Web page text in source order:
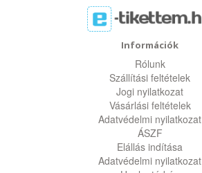
Információk
Rólunk
Szállítási feltételek
Jogi nyilatkozat
Vásárlási feltételek
Adatvédelmi nyilatkozat
ÁSZF
Elállás indítása
Adatvédelmi nyilatkozat